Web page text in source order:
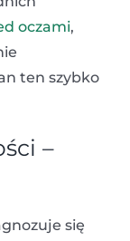
oczami,
ten szybko
–
się